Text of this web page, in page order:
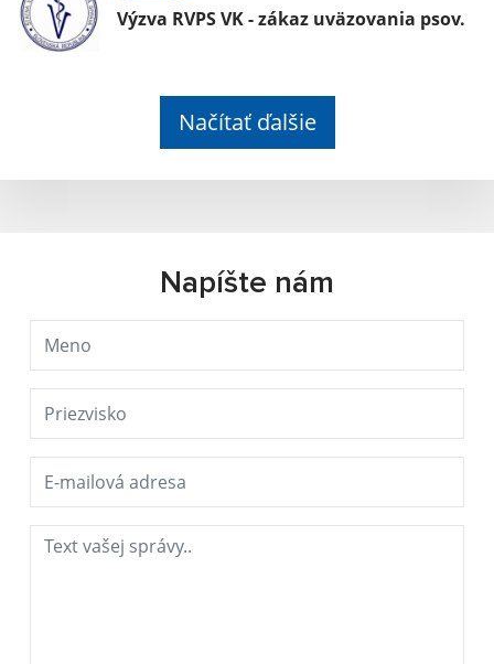
Výzva RVPS VK - zákaz uväzovania psov.
Načítať ďalšie
Napíšte nám